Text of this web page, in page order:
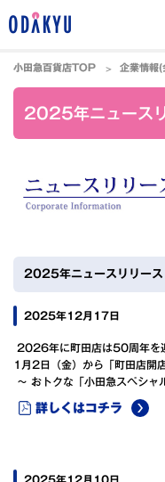
小田急百貨店TOP 企業情報(
2025年ニュース
2025年ニュースリリース
2025年12月17日
2026年に町田店は50周年を
1月2日（金）から「町田店開
～ おトクな「小田急スペシャ
詳しくはコチラ
2025年12月10日